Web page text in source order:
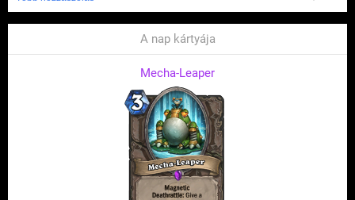
A nap kártyája
Mecha-Leaper